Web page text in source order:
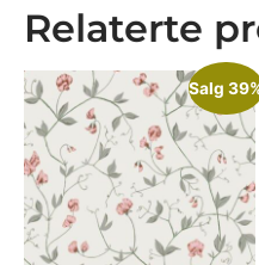
Relaterte
Salg